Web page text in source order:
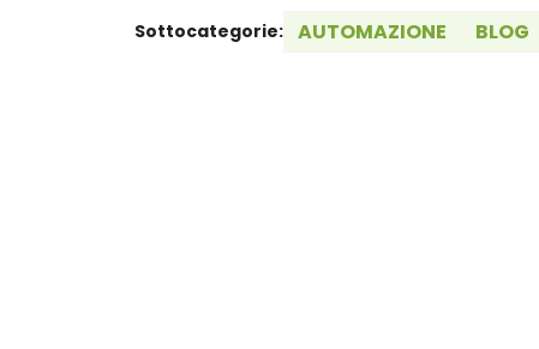
Sottocategorie: AUTOMAZIONE BLOG